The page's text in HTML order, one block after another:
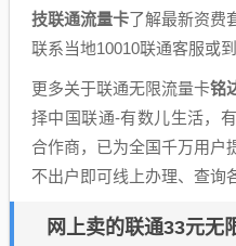
技联通流量卡了解最新资费
联系当地10010联通客服或
更多关于联通无限流量卡铭
择中国联通-有数儿生活，
合作商，已为全国千万用户
不出户即可线上办理、查询
网上卖的联通33元无